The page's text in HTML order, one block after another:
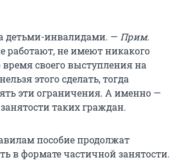
детьми-инвалидами. — Прим.
работают, не имеют никакого
своего выступления на
этого сделать, тогда
эти ограничения. А именно —
таких граждан.
пособие продолжат
в формате частичной занятости.